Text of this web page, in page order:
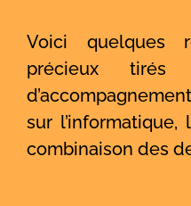
Voici quelques
précieux
sur
combinaison des